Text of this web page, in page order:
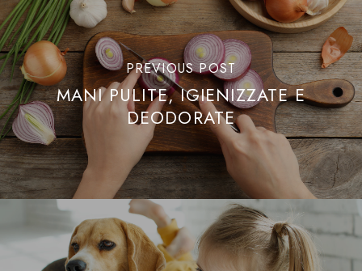
PREVIOUS POST
MANI PULITE, IGIENIZZATE E
DEODORATE